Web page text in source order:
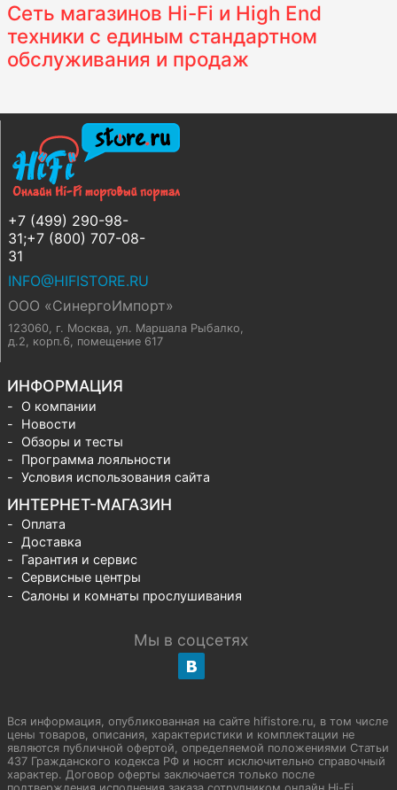
Сеть магазинов Hi-Fi и High End
техники с единым стандартном
обслуживания и продаж
+7 (499) 290-98-
31;+7 (800) 707-08-
31
INFO@HIFISTORE.RU
ООО «СинергоИмпорт»
123060, г. Москва, ул. Маршала Рыбалко,
д.2, корп.6, помещение 617
ИНФОРМАЦИЯ
О компании
Новости
Обзоры и тесты
Программа лояльности
Условия использования сайта
ИНТЕРНЕТ-МАГАЗИН
Оплата
Доставка
Гарантия и сервис
Сервисные центры
Салоны и комнаты прослушивания
Мы в соцсетях
Вся информация, опубликованная на сайте hifistore.ru, в том числе
цены товаров, описания, характеристики и комплектации не
являются публичной офертой, определяемой положениями Статьи
437 Гражданского кодекса РФ и носят исключительно справочный
характер. Договор оферты заключается только после